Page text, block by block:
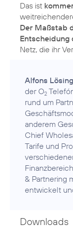
Das ist
Der Maßstab
Entscheidung
Netz, die ihr
Alfons Lösing
der O2
rund um
anderem
Chief
Tarife und
& Partnering
entwickelt
Downloads